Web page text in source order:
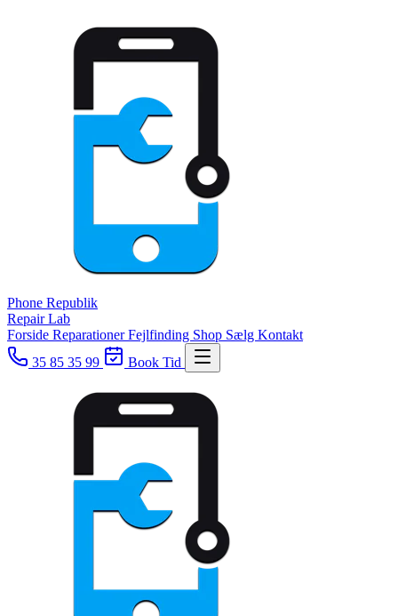
Phone Republik
Repair Lab
Forside ReparationerFejlfinding Shop Sælg Kontakt
35 85 35 99
Book Tid